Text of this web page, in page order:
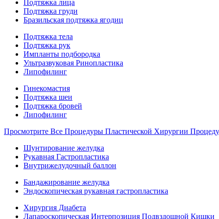
Подтяжка лица
Подтяжка груди
Бразильская подтяжка ягодиц
Подтяжка тела
Подтяжка рук
Импланты подбородка
Ультразвуковая Ринопластика
Липофилинг
Гинекомастия
Подтяжка шеи
Подтяжка бровей
Липофилинг
Просмотрите Все Процедуры Пластической Хирургии
Шунтирование желудка
Рукавная Гастропластика
Внутрижелудочный баллон
Бандажирование желудка
Эндоскопическая рукавная гастропластика
Хирургия Диабета
Лапароскопическая Интерпозиция Подвздошной Кишки